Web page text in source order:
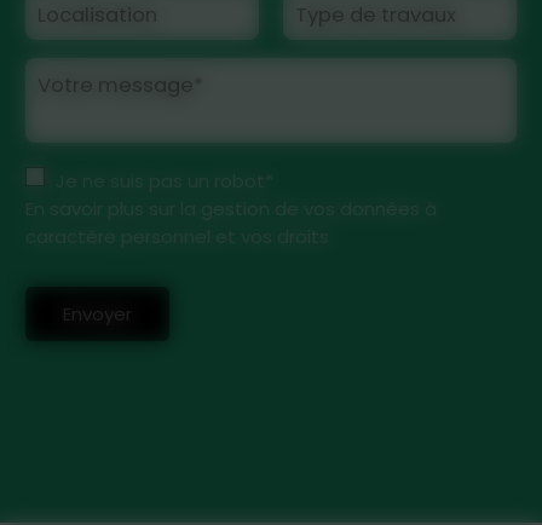
Localisation Type de travaux
Votre message*
Je ne suis pas un robot*
En savoir plus sur la gestion de vos données à
Envoyer